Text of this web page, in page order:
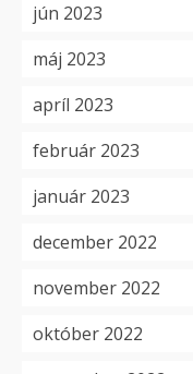
jún 2023
máj 2023
apríl 2023
február 2023
január 2023
december 2022
november 2022
október 2022